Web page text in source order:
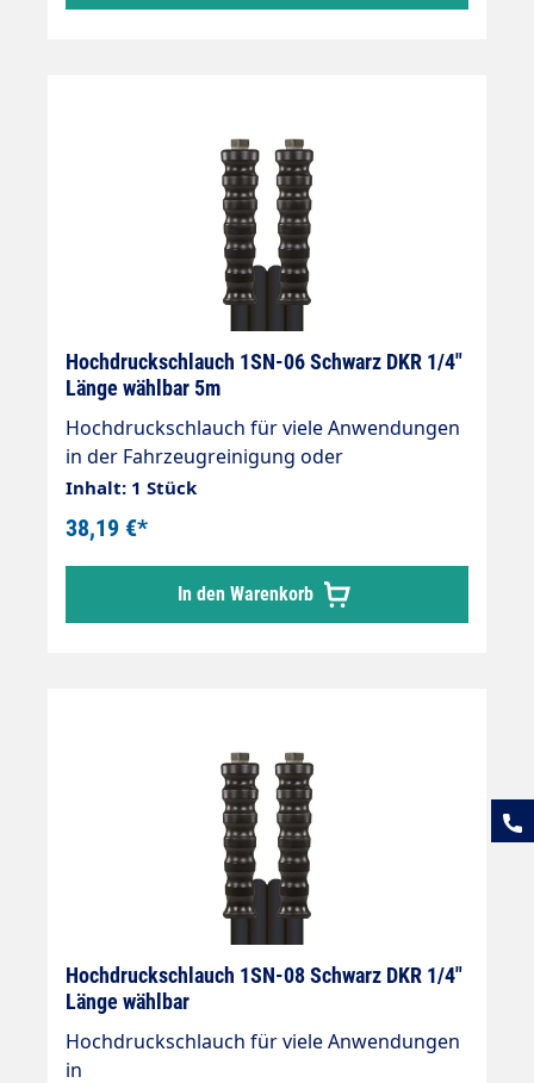
Hochdruckschlauch 1SN-06 Schwarz DKR 1/4"
Länge wählbar 5m
Hochdruckschlauch für viele Anwendungen
in der Fahrzeugreinigung oder
Gebäudereinigung. Innendurchmesser:
6mm Überwurfmutter: 1/4" Drahteinlage:
einlagig max. 210 bar Knickschutz: 2x
Welchen Schlauch?
Inhalt: 1 Stück
38,19 €*
In den Warenkorb
Hochdruckschlauch 1SN-08 Schwarz DKR 1/4"
Länge wählbar
Hochdruckschlauch für viele Anwendungen
in